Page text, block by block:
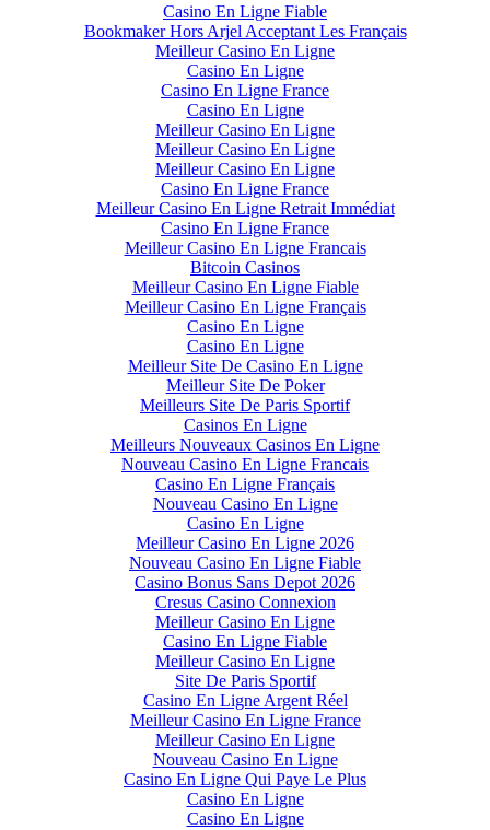
Casino En Ligne Fiable
Bookmaker Hors Arjel Acceptant Les Français
Meilleur Casino En Ligne
Casino En Ligne
Casino En Ligne France
Casino En Ligne
Meilleur Casino En Ligne
Meilleur Casino En Ligne
Meilleur Casino En Ligne
Casino En Ligne France
Meilleur Casino En Ligne Retrait Immédiat
Casino En Ligne France
Meilleur Casino En Ligne Francais
Bitcoin Casinos
Meilleur Casino En Ligne Fiable
Meilleur Casino En Ligne Français
Casino En Ligne
Casino En Ligne
Meilleur Site De Casino En Ligne
Meilleur Site De Poker
Meilleurs Site De Paris Sportif
Casinos En Ligne
Meilleurs Nouveaux Casinos En Ligne
Nouveau Casino En Ligne Francais
Casino En Ligne Français
Nouveau Casino En Ligne
Casino En Ligne
Meilleur Casino En Ligne 2026
Nouveau Casino En Ligne Fiable
Casino Bonus Sans Depot 2026
Cresus Casino Connexion
Meilleur Casino En Ligne
Casino En Ligne Fiable
Meilleur Casino En Ligne
Site De Paris Sportif
Casino En Ligne Argent Réel
Meilleur Casino En Ligne France
Meilleur Casino En Ligne
Nouveau Casino En Ligne
Casino En Ligne Qui Paye Le Plus
Casino En Ligne
Casino En Ligne